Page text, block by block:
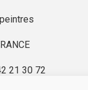
21 30 72